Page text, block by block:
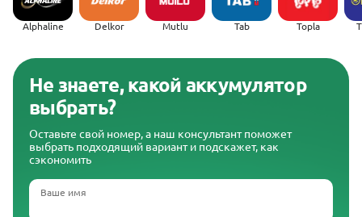
Alphaline Delkor Mutlu Tab Topla
Не знаете, какой аккумулятор
выбрать?
Оставьте свой номер, а наш консультант поможет
выбрать подходящий вариант и подскажет, как
сэкономить
Ваше имя